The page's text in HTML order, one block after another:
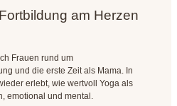
am Herzen
Frauen rund um
und die erste Zeit als Mama. In
erlebt, wie wertvoll Yoga als
emotional und mental.